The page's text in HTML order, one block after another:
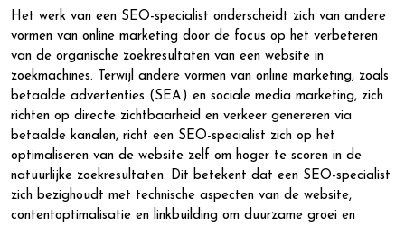
Het werk van een SEO-specialist onderscheidt zich van andere
vormen van online marketing door de focus op het verbeteren
van de organische zoekresultaten van een website in
zoekmachines. Terwijl andere vormen van online marketing, zoals
betaalde advertenties (SEA) en sociale media marketing, zich
richten op directe zichtbaarheid en verkeer genereren via
betaalde kanalen, richt een SEO-specialist zich op het
optimaliseren van de website zelf om hoger te scoren in de
natuurlijke zoekresultaten. Dit betekent dat een SEO-specialist
zich bezighoudt met technische aspecten van de website,
contentoptimalisatie en linkbuilding om duurzame groei en